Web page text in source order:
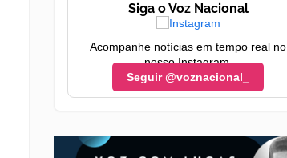
Siga o Voz Nacional
Acompanhe notícias em tempo real no
nosso Instagram.
Seguir @voznacional_